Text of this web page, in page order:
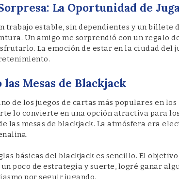
La Oportunidad de
trabajo estable, sin dependientes y un billete
Un amigo me sorprendió con un regalo
La emoción de estar en la ciudad del
Mesas de Blackjack
de los juegos de cartas más populares en
lo convierte en una opción atractiva para
las mesas de blackjack. La atmósfera era
básicas del blackjack es sencillo. El
un poco de estrategia y suerte, logré ganar
por seguir jugando.